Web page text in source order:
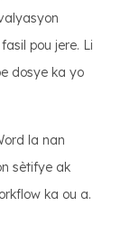
pou jere. Li
dosye ka yo
la nan
sètifye ak
ka ou a.